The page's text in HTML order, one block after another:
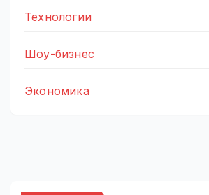
Технологии
Шоу-бизнес
Экономика